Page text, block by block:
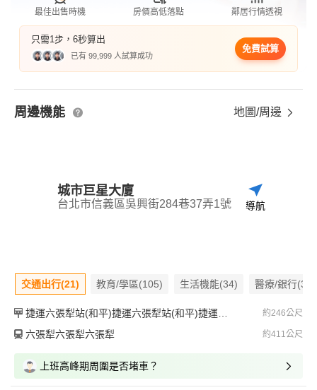
最佳出售時機 房價高低落點 鄰居行情透視
只需1步，6秒算出
已有 99,999 人試算成功
免費試算
周邊機能 地圖/周邊
城市巨星大廈
台北市信義區吳興街284巷37弄1號 導航
交通出行(21) 教育/學區(105) 生活機能(34) 醫療/銀行(31)
捷運六張犁站(和平)捷運六張犁站(和平)捷運六張犁站(和平) 約246公尺
六張犁六張犁六張犁 約411公尺
上班高峰期周圍是否堵車？